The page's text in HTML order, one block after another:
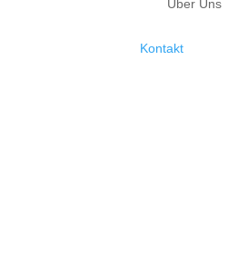
Über Uns
Kontakt